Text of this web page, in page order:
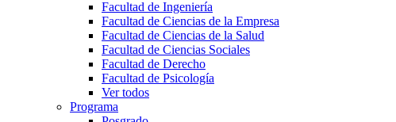
Facultad de Ingeniería
Facultad de Ciencias de la Empresa
Facultad de Ciencias de la Salud
Facultad de Ciencias Sociales
Facultad de Derecho
Facultad de Psicología
Ver todos
Programa